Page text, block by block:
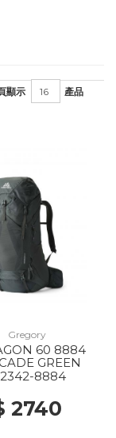
顯示 產品
Gregory
60 8884
GREEN
8884
2740